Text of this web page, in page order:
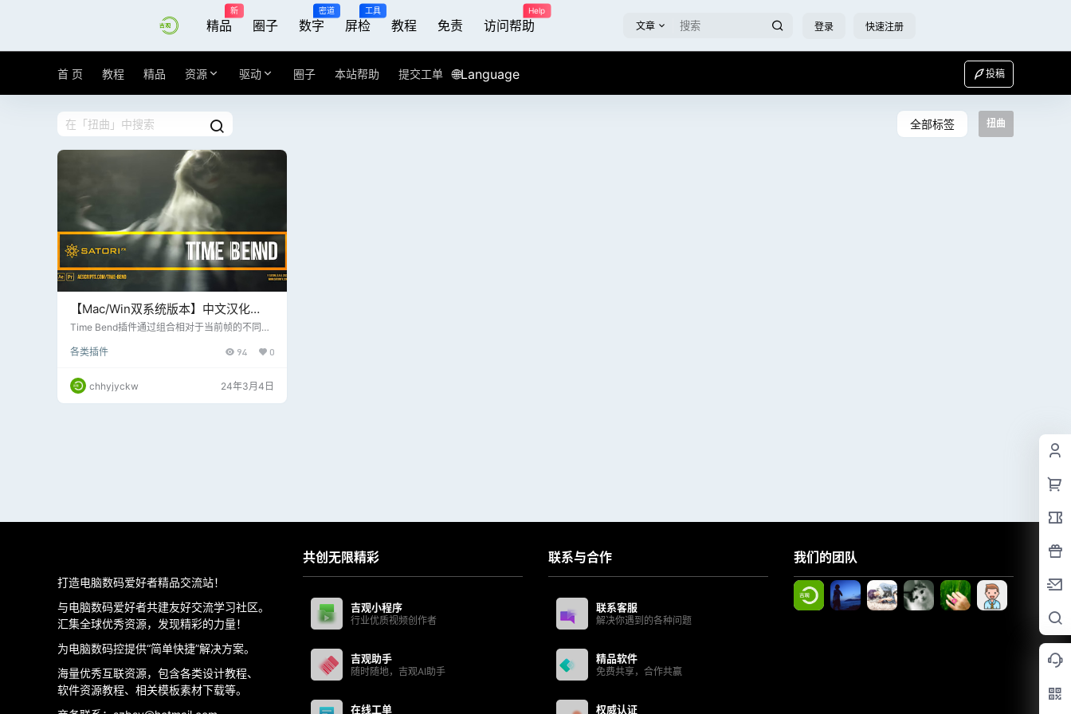
精品
新
圈子 数字
密道
屏检
工具
教程 免责 访问帮助
Help
文章 登录 快速注册
首 页 教程 精品 资源 驱动 圈子 本站帮助 提交工单 🌐Language 投稿
全部标签 扭曲
【Mac/Win双系统版本】中文汉化
AE/PR插件-时间映射帧混合紊乱扭曲
Time Bend插件通过组合相对于当前帧的不同时
一组参数分为三个主要部分：时间轴上的帧、映
乱扭曲视觉特效。 After Effects 2022, 2021, 20
20, CC 2019, CC 2018, CC 2017, CC 2015, C
C 2014, CC Premiere 2022, 2021, 20…
各类插件 94 0
chhyjyckw 24年3月4日
打造电脑数码爱好者精品交流站！
与电脑数码爱好者共建友好交流学习社区。
汇集全球优秀资源，发现精彩的力量！
为电脑数码控提供“简单快捷”解决方案。
海量优秀互联资源，包含各类设计教程、
软件资源教程、相关模板素材下载等。
共创无限精彩
吉观小程序
行业优质视频创作者
吉观助手
随时随地，吉观AI助手
在线工单
联系与合作
联系客服
解决你遇到的各种问题
精品软件
免费共享，合作共赢
权威认证
我们的团队